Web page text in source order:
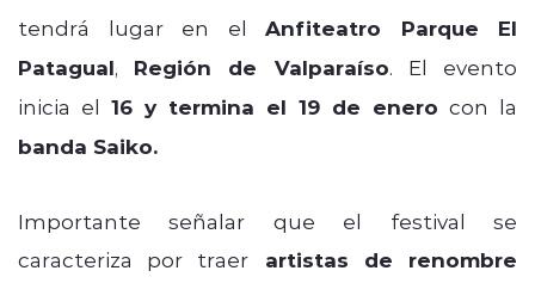
tendrá lugar en el Anfiteatro Parque El
Patagual, Región de Valparaíso. El evento
inicia el 16 y termina el 19 de enero con la
banda Saiko.
Importante señalar que el festival se
caracteriza por traer artistas de renombre